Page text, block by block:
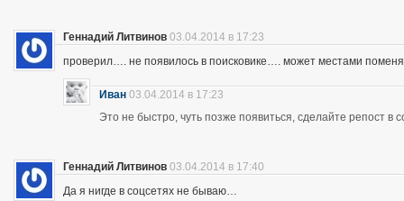
Геннадий Литвинов 03.04.2014 в 17:23
проверил…. не появилось в поисковике…. может местами
Иван 03.04.2014 в 17:23
Это не быстро, чуть позже появиться, сделайте репост в
Геннадий Литвинов 03.04.2014 в 17:40
Да я нигде в соцсетях не бываю…